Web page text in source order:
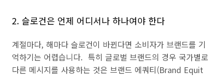
2. 슬로건은 언제 어디서나 하나여야 한다
계절마다, 해마다 슬로건이 바뀐다면 소비자가 브랜드를 기
억하기는 어렵습니다. 특히 글로벌 브랜드의 경우 국가별로
다른 메시지를 사용하는 것은 브랜드 에쿼티(Brand Equit